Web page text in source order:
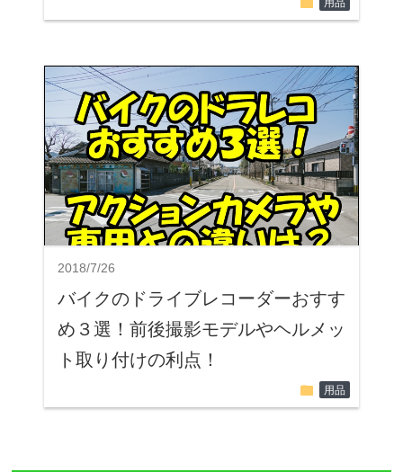
用品
2018/7/26
バイクのドライブレコーダーおすす
め３選！前後撮影モデルやヘルメッ
ト取り付けの利点！
folder 用品